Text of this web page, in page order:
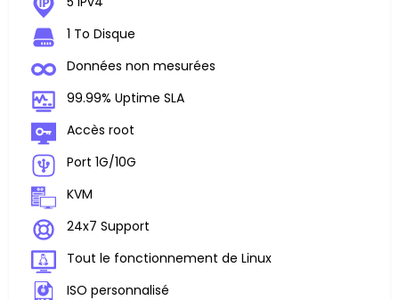
1 To Disque
Données non mesurées
99.99% Uptime SLA
Accès root
Port 1G/10G
KVM
24x7 Support
Tout le fonctionnement de Linux
ISO personnalisé